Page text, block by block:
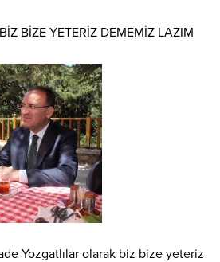
BİZE YETERİZ DEMEMİZ LAZIM
Yozgatlılar olarak biz bize yeteriz